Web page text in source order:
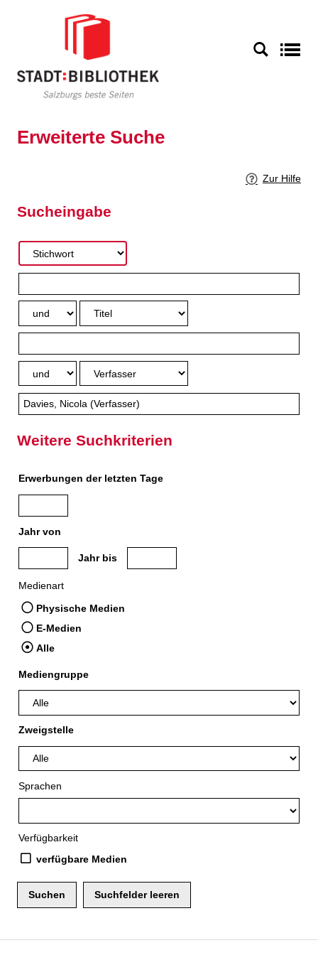
Erweiterte Suche
Zur Hilfe
Sucheingabe
Weitere Suchkriterien
Erwerbungen der letzten Tage
Jahr von
Medien anzeigen, die nach dem Jahr veröffentlicht wurden
Jahr bis
Medienart
Physische Medien
E-Medien
Alle
Mediengruppe
Zweigstelle
Sprachen
Verfügbarkeit
verfügbare Medien